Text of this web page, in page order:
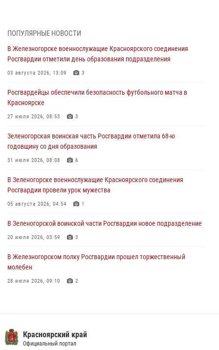
05 августа 2026, 04:52 1
В Красноярске сотрудники вневедомственной охраны Росгвардии
задержали подозреваемого в серии краж из гипермаркета
04 августа 2026, 09:57
Сотрудники Росгвардии обеспечили общественный порядок во
время проведения экстремального заплыва в Дудинке
04 августа 2026, 08:36
В Красноярске сотрудники Росгвардии задержали подозреваемого
в серии краж из супермаркета
04 августа 2026, 06:50
Военнослужащие Красноярского соединения Росгвардии
познакомили отдыхающих детей с тонкостями РХБ защиты
03 августа 2026, 13:12 2
ПОПУЛЯРНЫЕ НОВОСТИ
В Железногорске военнослужащие Красноярского соединения
Росгвардии отметили день образования подразделения
03 августа 2026, 13:09 3
Росгвардейцы обеспечили безопасность футбольного матча в
Красноярске
27 июля 2026, 08:53 3
Зеленогорская воинская часть Росгвардии отметила 68-ю
годовщину со дня образования
31 июля 2026, 08:08 6
В Зеленогорске военнослужащие Красноярского соединения
Росгвардии провели урок мужества
05 августа 2026, 04:54 1
В Зеленогорской воинской части Росгвардии новое подразделение
20 июля 2026, 03:59 3
В Железногорском полку Росгвардии прошел торжественный
молебен
28 июля 2026, 09:10 2
Железногорские росгвардецы получили в руки легендарное оружие
Красноярский край
Официальный портал